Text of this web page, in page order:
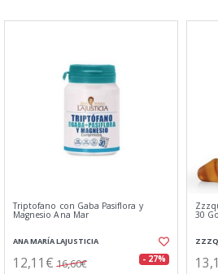
Triptofano con Gaba Pasiflora y
Magnesio Ana Mar
ANA MARÍA LAJUSTICIA
12,11€ 16,60€ - 27%
30